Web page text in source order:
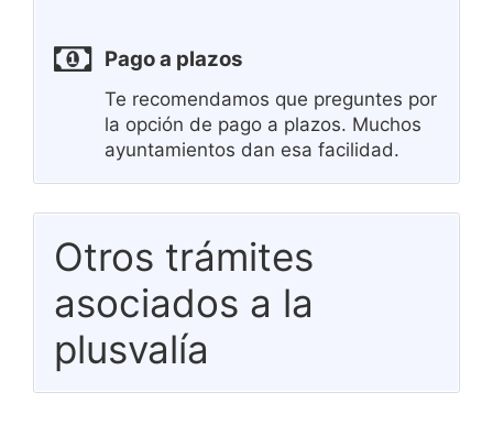
Pago a plazos
Te recomendamos que preguntes por
la opción de pago a plazos. Muchos
ayuntamientos dan esa facilidad.
Otros trámites
asociados a la
plusvalía